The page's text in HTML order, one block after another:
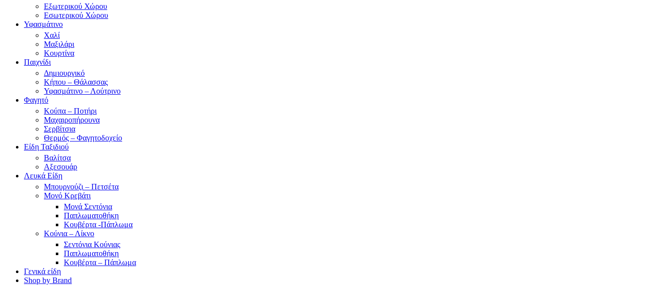
Εξωτερικού Χώρου
Εσωτερικού Χώρου
Υφασμάτινο
Χαλί
Μαξιλάρι
Κουρτίνα
Παιχνίδι
Δημιουργικό
Κήπου – Θάλασσας
Υφασμάτινο – Λούτρινο
Φαγητό
Κούπα – Ποτήρι
Μαχαιροπήρουνα
Σερβίτσια
Θερμός – Φαγητοδοχείο
Είδη Ταξιδιού
Βαλίτσα
Αξεσουάρ
Λευκά Είδη
Μπουρνούζι – Πετσέτα
Μονό Κρεβάτι
Μονά Σεντόνια
Παπλωματοθήκη
Κουβέρτα -Πάπλωμα
Κούνια – Λίκνο
Σεντόνια Κούνιας
Παπλωματοθήκη
Κουβέρτα – Πάπλωμα
Γενικά είδη
Shop by Brand